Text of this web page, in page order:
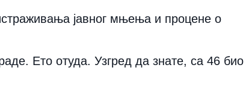
јавног мњења и процене о
Ето отуда. Узгред да знате, са 46 био